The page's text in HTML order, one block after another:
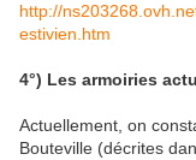
http://
estivien.htm
4°) Les armoiries
Actuellement, on
Bouteville (décrites